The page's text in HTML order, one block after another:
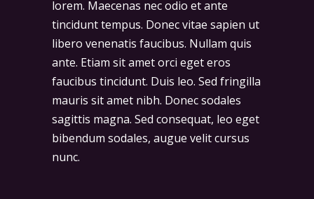
lorem. Maecenas nec odio et ante
tincidunt tempus. Donec vitae sapien ut
libero venenatis faucibus. Nullam quis
ante. Etiam sit amet orci eget eros
faucibus tincidunt. Duis leo. Sed fringilla
mauris sit amet nibh. Donec sodales
sagittis magna. Sed consequat, leo eget
bibendum sodales, augue velit cursus
nunc.